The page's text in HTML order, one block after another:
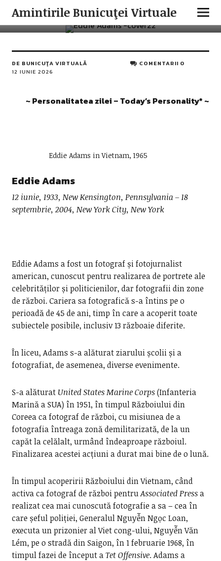
Amintirile Bunicuţei Virtuale
Eddie Adams
DE BUNICUŢA VIRTUALĂ
12 IUNIE 2026
COMENTARII 0
~ Personalitatea zilei – Today’s Personality* ~
Eddie Adams in Vietnam, 1965
Eddie Adams
12 iunie, 1933, New Kensington, Pennsylvania – 18
septembrie, 2004, New York City, New York
Eddie Adams a fost un fotograf și fotojurnalist
american, cunoscut pentru realizarea de portrete ale
celebrităților și politicienilor, dar fotografii din zone
de război. Cariera sa fotografică s-a întins pe o
perioadă de 45 de ani, timp în care a acoperit toate
subiectele posibile, inclusiv 13 războaie diferite.
În liceu, Adams s-a alăturat ziarului școlii și a
fotografiat, de asemenea, diverse evenimente.
S-a alăturat United States Marine Corps(Infanteria
Marină a SUA) în 1951, în timpul Războiului din
Coreea ca fotograf de război, cu misiunea de a
fotografia întreaga zonă demilitarizată, de la un
capăt la celălalt, urmând îndeaproape războiul.
Finalizarea acestei acțiuni a durat mai bine de o lună.
În timpul acoperirii Războiului din Vietnam, când
activa ca fotograf de război pentruAssociated Pressa
realizat cea mai cunoscută fotografie a sa – cea în
care șeful poliției, Generalul Nguyễn Ngọc Loan,
executa un prizonier al Viet cong-ului, Nguyễn Văn
Lém, pe o stradă din Saigon, în 1 februarie 1968, în
timpul fazei de început aTet Offensive. Adams a